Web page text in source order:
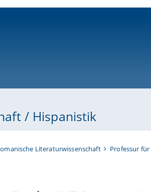
/ Hispanistik
Literaturwissenschaft Professur